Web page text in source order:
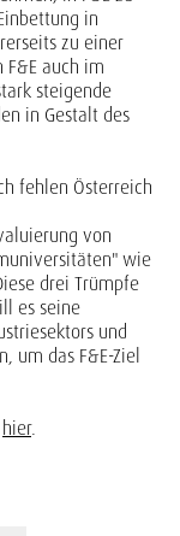
in
zu einer
auch im
steigende
in Gestalt des
fehlen Österreich
von
wie
drei Trümpfe
es seine
und
um das F&E-Ziel
hier.